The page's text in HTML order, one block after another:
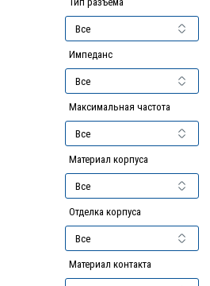
Импеданс
Максимальная частота
Материал корпуса
Отделка корпуса
Материал контакта